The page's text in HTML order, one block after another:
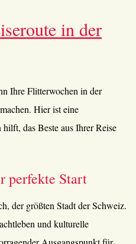
in der
Ihre Flitterwochen in der
Hier ist eine
das Beste aus Ihrer Reise
perfekte Start
der größten Stadt der Schweiz.
und kulturelle